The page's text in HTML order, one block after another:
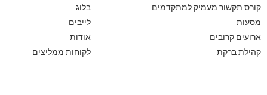
קורס תקשור מעמיק למתקדמים
מסעות
ארועים קרובים
קהילת ברקת
בלוג
לייבים
אודות
לקוחות ממליצים